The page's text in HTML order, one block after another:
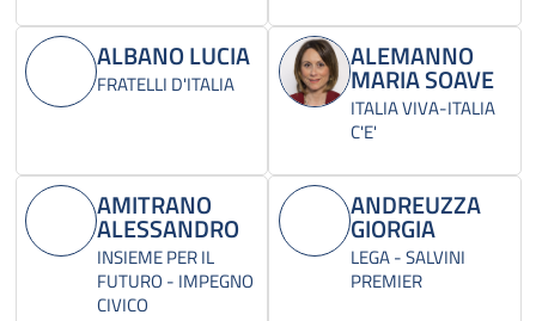
ALBANO LUCIA
FRATELLI D'ITALIA
ALEMANNO
MARIA SOAVE
ITALIA VIVA-ITALIA
C'E'
AMITRANO
ALESSANDRO
INSIEME PER IL
FUTURO - IMPEGNO
CIVICO
ANDREUZZA
GIORGIA
LEGA - SALVINI
PREMIER